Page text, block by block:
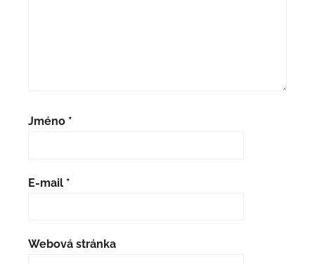
Jméno *
E-mail *
Webová stránka